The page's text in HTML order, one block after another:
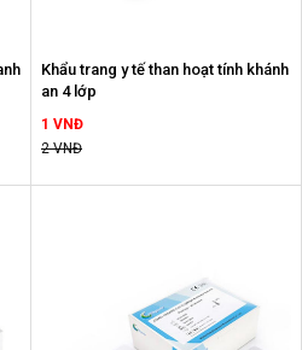
Khẩu trang y tế than hoạt tính khánh
an 4 lớp
1 VNĐ
2 VNĐ